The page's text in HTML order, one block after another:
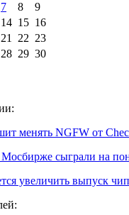
7 8
9
14 15 16
21 22 23
28 29 30
менять NGFW от
сыграли на
увеличить выпуск